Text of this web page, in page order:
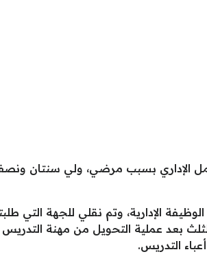
الإداري بسبب مرضي، ولي سنتان
الإدارية، وتم نقلي للجهة التي
بعد عملية التحويل من مهنة
التدريس.